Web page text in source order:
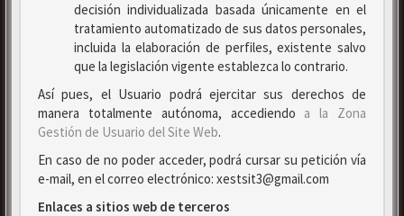
decisión individualizada basada únicamente en el
tratamiento automatizado de sus datos personales,
incluida la elaboración de perfiles, existente salvo
que la legislación vigente establezca lo contrario.
Así pues, el Usuario podrá ejercitar sus derechos de
manera totalmente autónoma, accediendo a la Zona
Gestión de Usuario del Site Web.
En caso de no poder acceder, podrá cursar su petición vía
e-mail, en el correo electrónico: xestsit3@gmail.com
Enlaces a sitios web de terceros